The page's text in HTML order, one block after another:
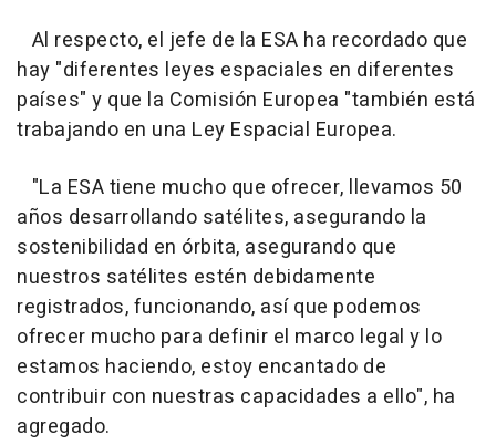
Al respecto, el jefe de la ESA ha recordado que
hay "diferentes leyes espaciales en diferentes
países" y que la Comisión Europea "también está
trabajando en una Ley Espacial Europea.
"La ESA tiene mucho que ofrecer, llevamos 50
años desarrollando satélites, asegurando la
sostenibilidad en órbita, asegurando que
nuestros satélites estén debidamente
registrados, funcionando, así que podemos
ofrecer mucho para definir el marco legal y lo
estamos haciendo, estoy encantado de
contribuir con nuestras capacidades a ello", ha
agregado.